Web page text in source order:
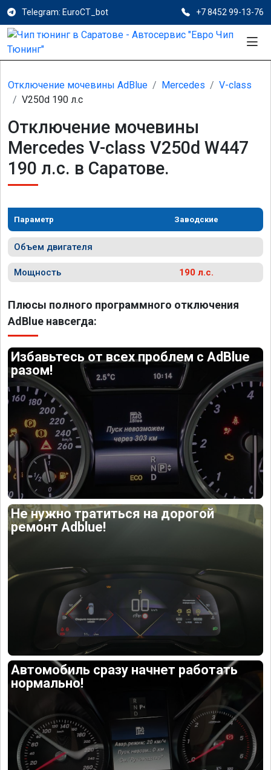
Telegram: EuroCT_bot +7 8452 99-13-76
Отключение мочевины AdBlue Mercedes
V-class
V250d 190 л.с
Отключение мочевины
Mercedes V-class V250d W447
190 л.с. в Саратове.
Параметр Заводские
Объем двигателя
Мощность 190 л.с.
Плюсы полного программного отключения
AdBlue навсегда:
Избавьтесь от всех проблем с AdBlue
разом!
Не нужно тратиться на дорогой
ремонт Adblue!
Автомобиль сразу начнет работать
нормально!